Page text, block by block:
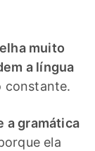
muito
a língua
constante.
a gramática
ela